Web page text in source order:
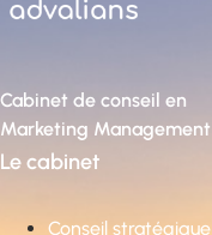
Cabinet de conseil en
Marketing Management
Le cabinet
Conseil stratégique